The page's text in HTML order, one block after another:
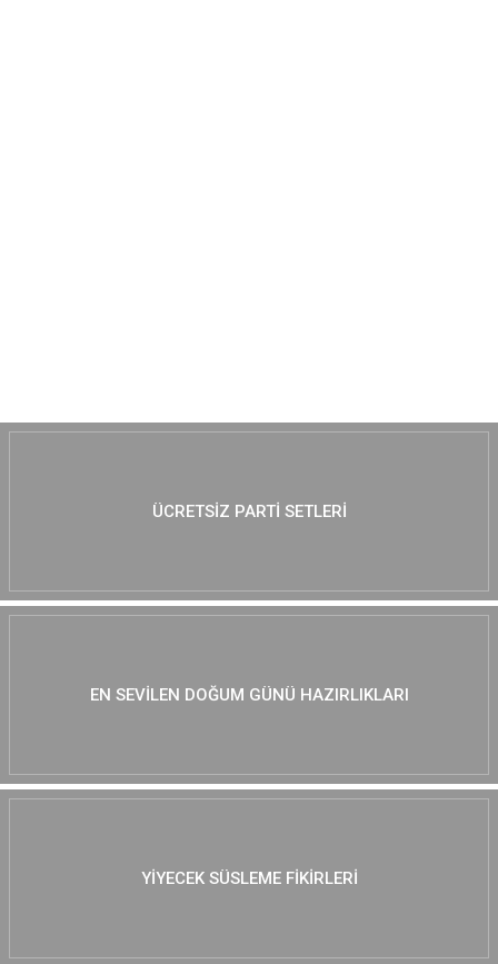
ÜCRETSIZ PARTI SETLERI
EN SEVILEN DOĞUM GÜNÜ HAZIRLIKLARI
YIYECEK SÜSLEME FIKIRLERI